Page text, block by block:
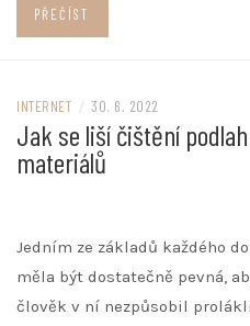
PŘEČÍST
INTERNET / 30. 6. 2022
Jak se liší čištění
materiálů
Jedním ze základů každého
měla být dostatečně pevná,
člověk v ní nezpůsobil